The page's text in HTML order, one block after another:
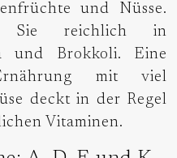
und Nüsse.
Sie reichlich in
und Brokkoli. Eine
Ernährung mit viel
deckt in der Regel
Vitaminen.